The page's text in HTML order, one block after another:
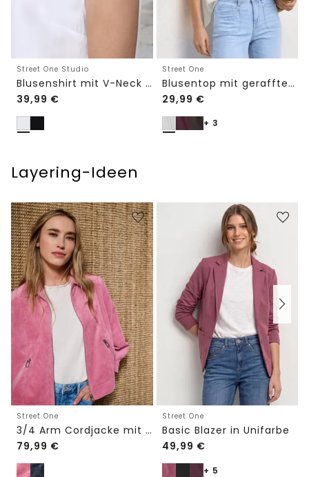
Street One Studio
Blusenshirt mit V-Neck und Spitze
39,99 €
Street One
Blusentop mit gerafftem Rundhals
29,99 €
+ 3
Layering-Ideen
Street One
3/4 Arm Cordjacke mit Hemdkragen
79,99 €
Street One
Basic Blazer in Unifarbe
49,99 €
+ 5